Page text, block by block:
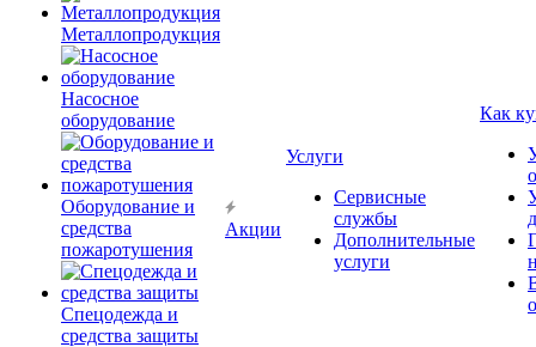
Металлопродукция
Насосное
оборудование
Оборудование и
средства
пожаротушения
Спецодежда и
средства защиты
Акции
Услуги
Сервисные
службы
Дополнительные
услуги
Как